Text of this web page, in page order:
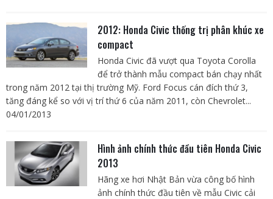
2012: Honda Civic thống trị phân khúc xe
compact
Honda Civic đã vượt qua Toyota Corolla
để trở thành mẫu compact bán chạy nhất
trong năm 2012 tại thị trường Mỹ. Ford Focus cán đích thứ 3,
tăng đáng kể so với vị trí thứ 6 của năm 2011, còn Chevrolet...
04/01/2013
Hình ảnh chính thức đầu tiên Honda Civic
2013
Hãng xe hơi Nhật Bản vừa công bố hình
ảnh chính thức đầu tiên về mẫu Civic cải